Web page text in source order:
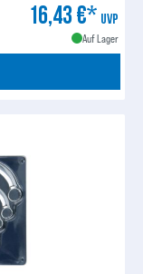
16,43 €* UVP
Auf Lager